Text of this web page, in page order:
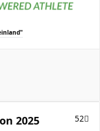
2025 52